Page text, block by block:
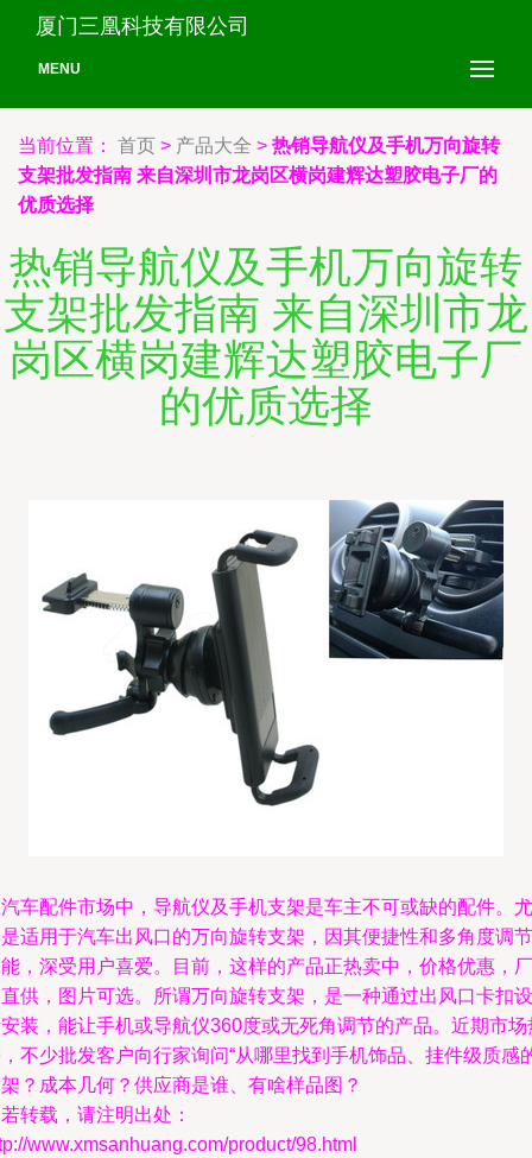
厦门三凰科技有限公司
MENU
当前位置： 首页 > 产品大全 > 热销导航仪及手机万向旋转
支架批发指南 来自深圳市龙岗区横岗建辉达塑胶电子厂的
优质选择
热销导航仪及手机万向旋转
支架批发指南 来自深圳市龙
岗区横岗建辉达塑胶电子厂
的优质选择
车配件市场中，导航仪及手机支架是车主不可或缺的配件。尤
适用于汽车出风口的万向旋转支架，因其便捷性和多角度调节
，深受用户喜爱。目前，这样的产品正热卖中，价格优惠，厂
供，图片可选。所谓万向旋转支架，是一种通过出风口卡扣设
装，能让手机或导航仪360度或无死角调节的产品。近期市场
不少批发客户向行家询问“从哪里找到手机饰品、挂件级质感
？成本几何？供应商是谁、有啥样品图？
转载，请注明出处：
www.xmsanhuang.com/product/98.html